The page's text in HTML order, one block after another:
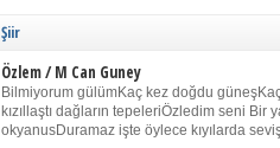
Şiir
Özlem / M Can Guney
Bilmiyorum gülümKaç kez doğdu
kızıllaştı dağların tepeleriÖzledim seni Bir
okyanusDuramaz işte öylece kıyılarda